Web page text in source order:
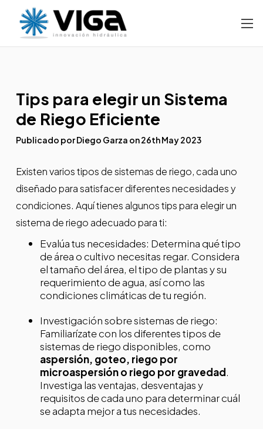
Tips para elegir un Sistema
de Riego Eficiente
Publicado por Diego Garza on 26th May 2023
Existen varios tipos de sistemas de riego, cada uno
diseñado para satisfacer diferentes necesidades y
condiciones. Aquí tienes algunos tips para elegir un
sistema de riego adecuado para ti:
Evalúa tus necesidades: Determina qué tipo
de área o cultivo necesitas regar. Considera
el tamaño del área, el tipo de plantas y su
requerimiento de agua, así como las
condiciones climáticas de tu región.
Investigación sobre sistemas de riego:
Familiarízate con los diferentes tipos de
sistemas de riego disponibles, como
aspersión, goteo, riego por
microaspersión o riego por gravedad.
Investiga las ventajas, desventajas y
requisitos de cada uno para determinar cuál
se adapta mejor a tus necesidades.